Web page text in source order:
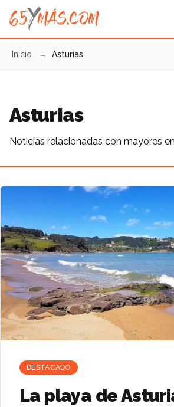
Inicio → Asturias
Asturias
Noticias relacionadas con mayores
Artículo destacado
DESTACADO
La playa de